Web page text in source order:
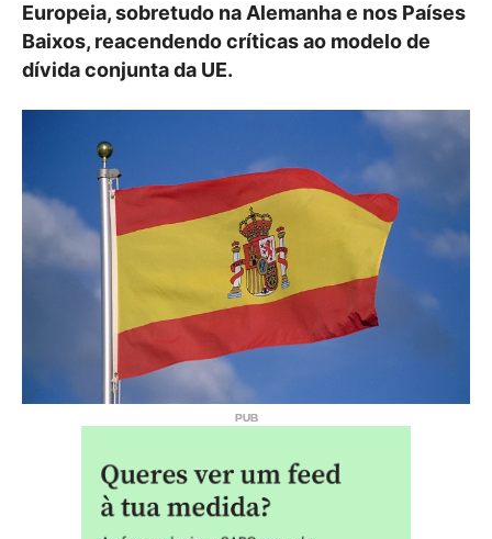
Europeia, sobretudo na Alemanha e nos Países
Baixos, reacendendo críticas ao modelo de
dívida conjunta da UE.